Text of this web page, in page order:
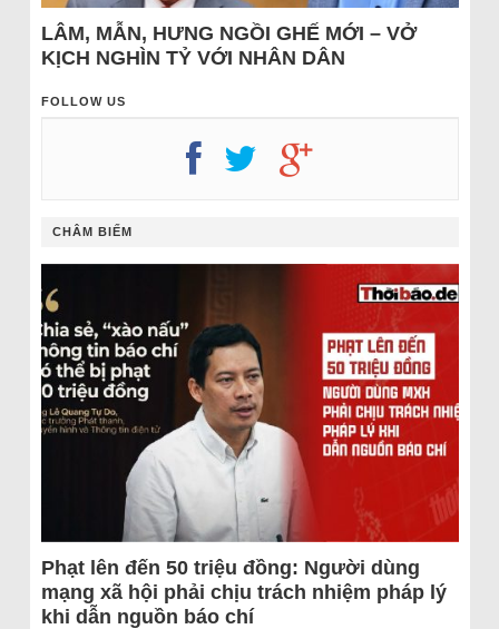
LÂM, MẪN, HƯNG NGỒI GHẾ MỚI – VỞ
KỊCH NGHÌN TỶ VỚI NHÂN DÂN
FOLLOW US
CHÂM BIẾM
Phạt lên đến 50 triệu đồng: Người dùng
mạng xã hội phải chịu trách nhiệm pháp lý
khi dẫn nguồn báo chí